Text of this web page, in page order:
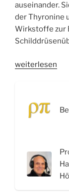
auseinander.
der Thyronine
Wirkstoffe zur
„WSR071
weiterlesen